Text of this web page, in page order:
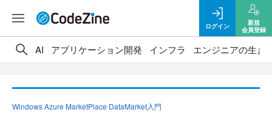
ログイン
新規
会員登録
AI アプリケーション開発 インフラ エンジニアの生き
Windows Azure MarketPlace DataMarket入門